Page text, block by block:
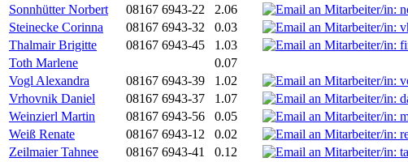
Sonnhütter Norbert
08167 6943-22 2.06
Steinecke Corinna
08167 6943-32 0.03
Thalmair Brigitte
08167 6943-45 1.03
Toth Marlene
0.07
Vogl Alexandra
08167 6943-39 1.02
Vrhovnik Daniel
08167 6943-37 1.07
Weinzierl Martin
08167 6943-56 0.05
Weiß Renate
08167 6943-12 0.02
Zeilmaier Tahnee
08167 6943-41 0.12